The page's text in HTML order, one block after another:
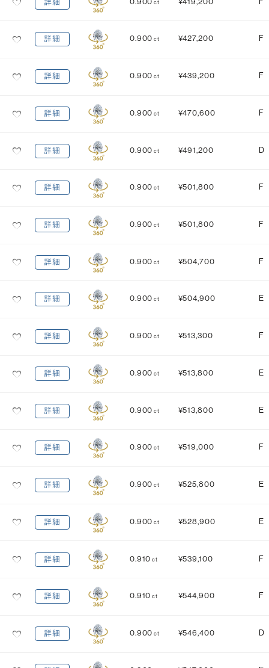
鑑定機関
研磨状態
EXCELLENT
EXCELLENT
NONE
FAINT
詳細 ct
詳細 0.900 ct ¥427,200 F
詳細 0.900 ct ¥439,200 F
詳細 0.900 ct ¥470,600 F
詳細 0.900 ct ¥491,200 D
詳細 0.900 ct ¥501,800 F
詳細 0.900 ct ¥501,800 F
詳細 0.900 ct ¥504,700 F
詳細 0.900 ct ¥504,900 E
詳細 0.900 ct ¥513,300 F
詳細 0.900 ct ¥513,800 E
詳細 0.900 ct ¥513,800 E
詳細 0.900 ct ¥519,000 F
詳細 0.900 ct ¥525,800 E
詳細 0.900 ct ¥528,900 E
詳細 0.910 ct ¥539,100 F
詳細 0.910 ct ¥544,900 F
詳細 0.900 ct ¥546,400 D